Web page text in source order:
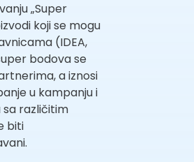
„Super
koji se mogu
(IDEA,
bodova se
a iznosi
u kampanju i
sa različitim
biti